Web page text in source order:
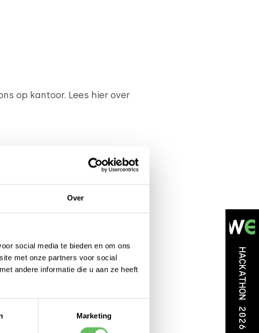
Over
social media te bieden en om ons
met onze partners voor social
andere informatie die u aan ze heeft
Marketing HACKATHON 2026
op kantoor. Lees hier over
IS EXASPERATING TO
gericht op simpele
langzaam moeilijker gaan